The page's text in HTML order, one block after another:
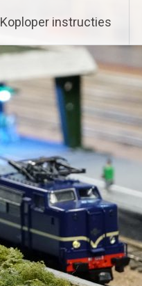
Koploper instructies